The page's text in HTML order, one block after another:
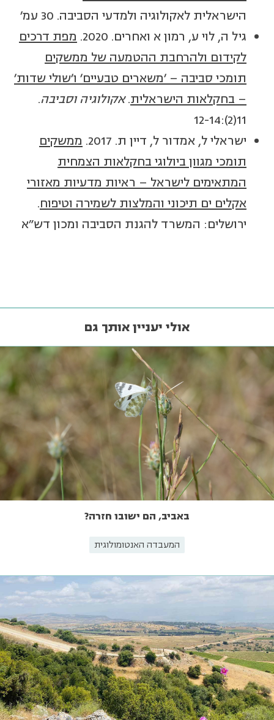
הישראלית לאקולוגיה ולמדעי הסביבה. 30 עמ'
גיל ה, לוי ע, רמון א ואחרים. 2020.
מפת דרכים
לקידום ולהרחבת ההטמעה של ממשקים
תומכי סביבה – 'משארים טבעיים' ו'שולי שדות'
– בחקלאות הישראלית. אקולוגיה וסביבה.
11(2):12-14
ישראלי ל, אמדור ל, דיין ת. 2017.
ממשקים
תומכי מגוון ביולוגי בחקלאות הצמחית
המתאימים לישראל – ראיות מדעיות מאזורי
אקלים ים תיכוני והמלצות לשמירה וטיפוח.
ירושלים: המשרד להגנת הסביבה ומכון דש"א
אולי יעניין אותך גם
באביב, הם ישובו חזרה?
המעבדה האנטומולוגית